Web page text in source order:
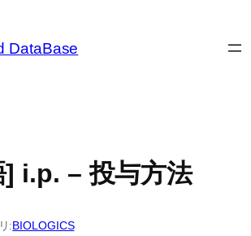
DataBase
] i.p. – 投与方法
:BIOLOGICS